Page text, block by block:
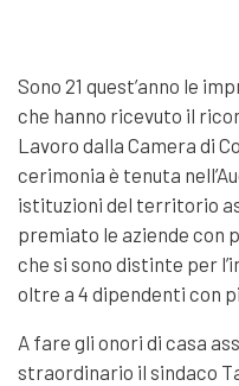
Sono 21 quest’anno le
che hanno ricevuto il
Lavoro dalla Camera di
cerimonia è tenuta
istituzioni del territorio
premiato le aziende con
che si sono distinte per
oltre a 4 dipendenti con
A fare gli onori di casa
straordinario il sindaco